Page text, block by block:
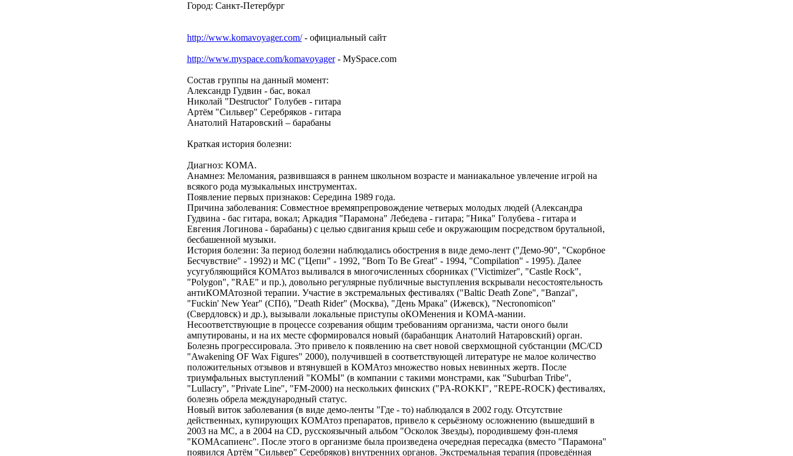
Город: Санкт-Петербург
http://www.komavoyager.com/- официальный сайт
http://www.myspace.com/komavoyager- MySpace.com
Состав группы на данный момент:
Александр Гудвин - бас, вокал
Николай "Destructor" Голубев - гитара
Артём "Сильвер" Серебряков - гитара
Анатолий Натаровский – барабаны
Краткая история болезни:
Диагноз: КОМА.
Анамнез: Меломания, развившаяся в раннем школьном возрасте и маниакальное увлечение игрой на
всякого рода музыкальных инструментах.
Появление первых признаков: Середина 1989 года.
Причина заболевания: Совместное времяпрепровождение четверых молодых людей (Александра
Гудвина - бас гитара, вокал; Аркадия "Парамона" Лебедева - гитара; "Ника" Голубева - гитара и
Евгения Логинова - барабаны) с целью сдвигания крыш себе и окружающим посредством брутальной,
бесбашенной музыки.
История болезни: За период болезни наблюдались обострения в виде демо-лент ("Демо-90", "Скорбное
Бесчувствие" - 1992) и МС ("Цепи" - 1992, "Born To Be Great" - 1994, "Compilation" - 1995). Далее
усугубляющийся КОМАтоз выливался в многочисленных сборниках ("Victimizer", "Castle Rock",
"Polygon", "RAE" и пр.), довольно регулярные публичные выступления вскрывали несостоятельность
антиКОМАтозной терапии. Участие в экстремальных фестивалях ("Baltic Death Zone", "Banzai",
"Fuckin' New Year" (СПб), "Death Rider" (Москва), "День Мрака" (Ижевск), "Necronomicon"
(Свердловск) и др.), вызывали локальные приступы оКОМенения и КОМА-мании.
Несоответствующие в процессе созревания общим требованиям организма, части оного были
ампутированы, и на их месте сформировался новый (барабанщик Анатолий Натаровский) орган.
Болезнь прогрессировала. Это привело к появлению на свет новой сверхмощной субстанции (MC/CD
"Awakening OF Wax Figures" 2000), получившей в соответствующей литературе не малое количество
положительных отзывов и втянувшей в КОМАтоз множество новых невинных жертв. После
триумфальных выступлений "КОМЫ" (в компании с такими монстрами, как "Suburban Tribe",
"Lullacry", "Private Line", "FM-2000) на нескольких финских ("PA-ROKKI", "REPE-ROCK) фестивалях,
болезнь обрела международный статус.
Новый виток заболевания (в виде демо-ленты "Где - то) наблюдался в 2002 году. Отсутствие
действенных, купирующих КОМАтоз препаратов, привело к серьёзному осложнению (вышедший в
2003 на MC, а в 2004 на CD, русскоязычный альбом "Осколок Звезды), породившему фэн-племя
"КОМАсапиенс". После этого в организме была произведена очередная пересадка (вместо "Парамона"
появился Артём "Сильвер" Серебряков) внутренних органов. Экстремальная терапия (проведённая